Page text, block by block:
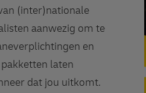
(inter)nationale
aanwezig om te
en
laten
dat jou uitkomt.